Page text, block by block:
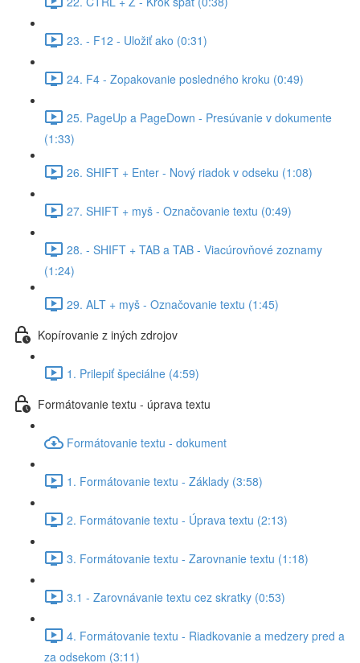
23. - F12 - Uložiť ako (0:31)
24. F4 - Zopakovanie posledného kroku (0:49)
25. PageUp a PageDown - Presúvanie v dokumente
(1:33)
26. SHIFT + Enter - Nový riadok v odseku (1:08)
27. SHIFT + myš - Označovanie textu (0:49)
28. - SHIFT + TAB a TAB - Viacúrovňové zoznamy
(1:24)
29. ALT + myš - Označovanie textu (1:45)
Kopírovanie z iných zdrojov
1. Prilepiť špeciálne (4:59)
Formátovanie textu - úprava textu
Formátovanie textu - dokument
1. Formátovanie textu - Základy (3:58)
2. Formátovanie textu - Úprava textu (2:13)
3. Formátovanie textu - Zarovnanie textu (1:18)
3.1 - Zarovnávanie textu cez skratky (0:53)
4. Formátovanie textu - Riadkovanie a medzery pred a
za odsekom (3:11)